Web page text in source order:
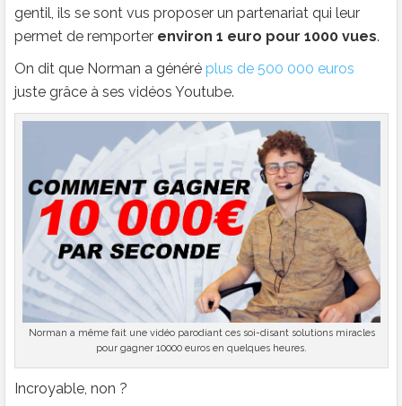
gentil, ils se sont vus proposer un partenariat qui leur
permet de remporter environ 1 euro pour 1000 vues.
On dit que Norman a généré plus de 500 000 euros
juste grâce à ses vidéos Youtube.
Norman a même fait une vidéo parodiant ces soi-disant solutions miracles
pour gagner 10000 euros en quelques heures.
Incroyable, non ?